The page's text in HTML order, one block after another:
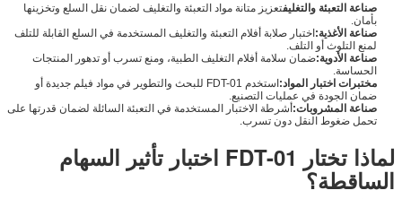
صناعة التعبئة والتغليفتعزيز متانة مواد التعبئة والتغليف لضمان نقل السلع وتخزينها
بأمان.
صناعة الأغذية:اختبار صلابة أفلام التعبئة والتغليف المستخدمة في السلع القابلة للتلف
لمنع التلوث أو التلف.
صناعة الأدوية:ضمان سلامة أفلام التغليف الطبية، ومنع تسرب أو تدهور المنتجات
الحساسة.
مختبرات اختبار المواد:
استخدم FDT-01 للبحث والتطوير في مواد فيلم جديدة أو
ضمان الجودة في عمليات التصنيع.
صناعة المشروبات:أشرطة الاختبار المستخدمة في التعبئة السائلة لضمان قدرتها على
تحمل ضغوط النقل دون تسرب.
لماذا تختار FDT-01 اختبار تأثير السهام
الساقطة؟